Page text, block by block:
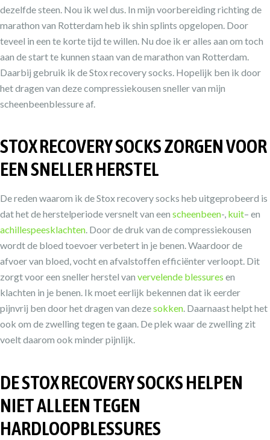
dezelfde steen. Nou ik wel dus. In mijn voorbereiding richting de
marathon van Rotterdam heb ik shin splints opgelopen. Door
teveel in een te korte tijd te willen. Nu doe ik er alles aan om toch
aan de start te kunnen staan van de marathon van Rotterdam.
Daarbij gebruik ik de Stox recovery socks. Hopelijk ben ik door
het dragen van deze compressiekousen sneller van mijn
scheenbeenblessure af.
STOX RECOVERY SOCKS ZORGEN VOOR
EEN SNELLER HERSTEL
De reden waarom ik de Stox recovery socks heb uitgeprobeerd is
dat het de herstelperiode versnelt van een scheenbeen-, kuit– en
achillespeesklachten. Door de druk van de compressiekousen
wordt de bloed toevoer verbetert in je benen. Waardoor de
afvoer van bloed, vocht en afvalstoffen efficiënter verloopt. Dit
zorgt voor een sneller herstel van vervelende blessures en
klachten in je benen. Ik moet eerlijk bekennen dat ik eerder
pijnvrij ben door het dragen van dezesokken. Daarnaast helpt het
ook om de zwelling tegen te gaan. De plek waar de zwelling zit
voelt daarom ook minder pijnlijk.
DE STOX RECOVERY SOCKS HELPEN
NIET ALLEEN TEGEN
HARDLOOPBLESSURES